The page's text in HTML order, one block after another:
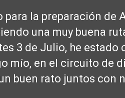
la preparación de
una muy buena
3 de Julio, he estado
mío, en el circuito de
buen rato juntos con